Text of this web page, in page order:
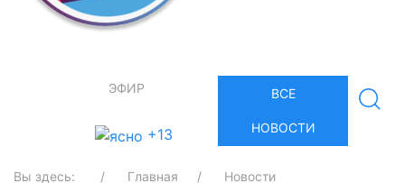
ЭФИР
+13
ВСЕ
НОВОСТИ
Вы здесь: Главная Новости